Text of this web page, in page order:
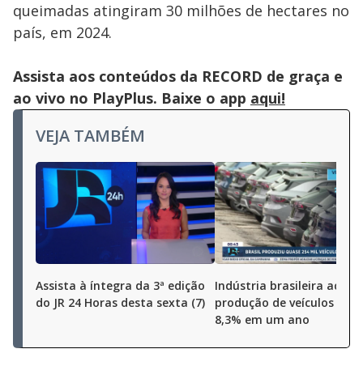
queimadas atingiram 30 milhões de hectares no
país, em 2024.
Assista aos conteúdos da RECORD de graça e
ao vivo no PlayPlus. Baixe o app aqui!
VEJA TAMBÉM
Assista à íntegra da 3ª edição
do JR 24 Horas desta sexta (7)
Indústria brasileira
produção de veículos
8,3% em um ano